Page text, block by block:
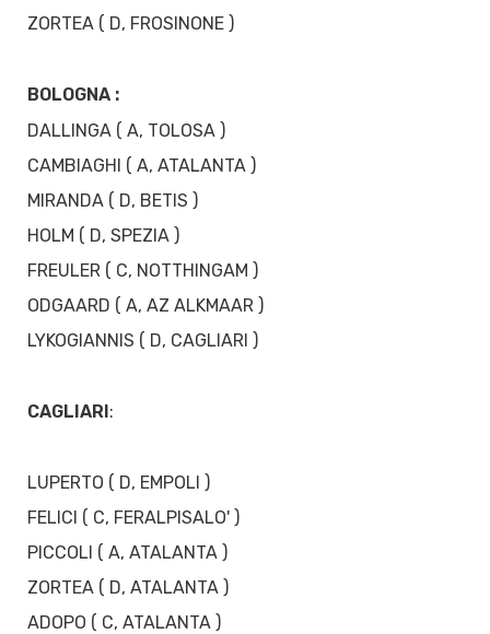
ZORTEA ( D, FROSINONE )
BOLOGNA :
DALLINGA ( A, TOLOSA )
CAMBIAGHI ( A, ATALANTA )
MIRANDA ( D, BETIS )
HOLM ( D, SPEZIA )
FREULER ( C, NOTTHINGAM )
ODGAARD ( A, AZ ALKMAAR )
LYKOGIANNIS ( D, CAGLIARI )
CAGLIARI:
LUPERTO ( D, EMPOLI )
FELICI ( C, FERALPISALO' )
PICCOLI ( A, ATALANTA )
ZORTEA ( D, ATALANTA )
ADOPO ( C, ATALANTA )